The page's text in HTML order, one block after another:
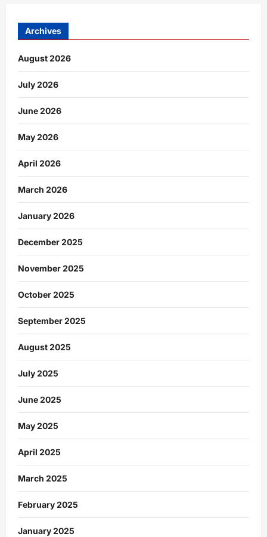
Archives
August 2026
July 2026
June 2026
May 2026
April 2026
March 2026
January 2026
December 2025
November 2025
October 2025
September 2025
August 2025
July 2025
June 2025
May 2025
April 2025
March 2025
February 2025
January 2025